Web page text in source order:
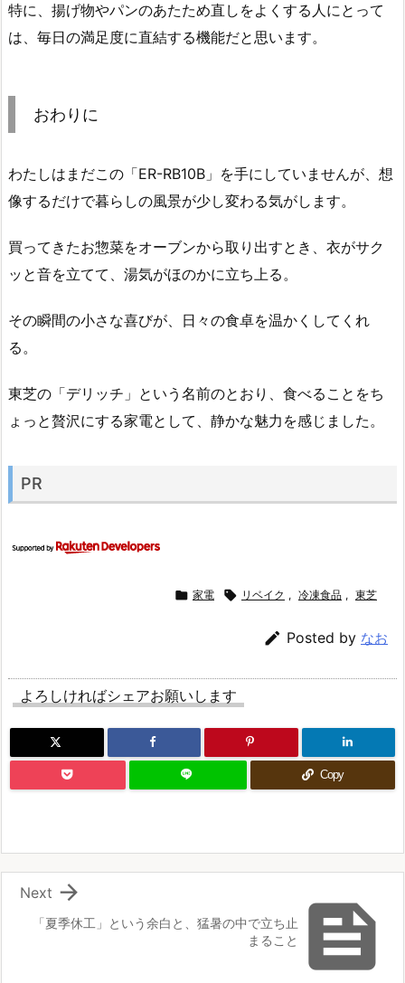
特に、揚げ物やパンのあたため直しをよくする人にとって
は、毎日の満足度に直結する機能だと思います。
おわりに
わたしはまだこの「ER-RB10B」を手にしていませんが、想
像するだけで暮らしの風景が少し変わる気がします。
買ってきたお惣菜をオーブンから取り出すとき、衣がサク
ッと音を立てて、湯気がほのかに立ち上る。
その瞬間の小さな喜びが、日々の食卓を温かくしてくれ
る。
東芝の「デリッチ」という名前のとおり、食べることをち
ょっと贅沢にする家電として、静かな魅力を感じました。
PR
 家電  リベイク , 冷凍食品 , 東芝
 Posted by なお
よろしければシェアお願いします
Copy

「夏季休工」という余白と、猛暑の中で立ち止
まること

Next